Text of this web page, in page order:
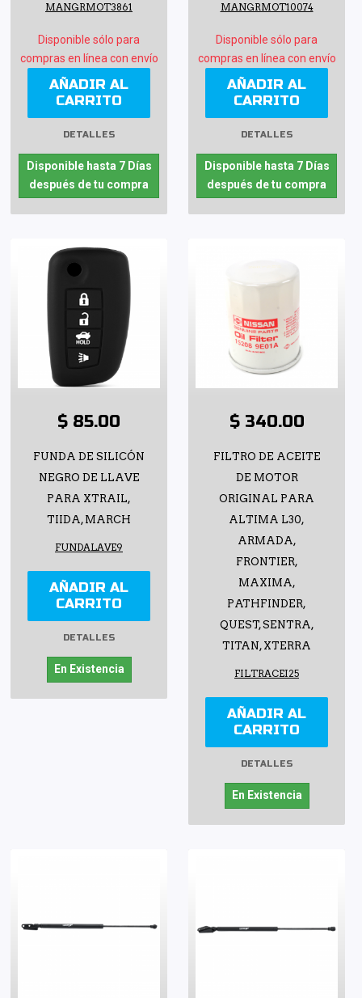
MANGRMOT3861
Disponible sólo para
compras en línea con envío
AÑADIR AL
CARRITO
DETALLES
Disponible hasta 7 Días
después de tu compra
MANGRMOT10074
Disponible sólo para
compras en línea con envío
AÑADIR AL
CARRITO
DETALLES
Disponible hasta 7 Días
después de tu compra
$ 85.00
FUNDA DE SILICÓN
NEGRO DE LLAVE
PARA XTRAIL,
TIIDA, MARCH
FUNDALAVE9
AÑADIR AL
CARRITO
DETALLES
En Existencia
$ 340.00
FILTRO DE ACEITE
DE MOTOR
ORIGINAL PARA
ALTIMA L30,
ARMADA,
FRONTIER,
MAXIMA,
PATHFINDER,
QUEST, SENTRA,
TITAN, XTERRA
FILTRACEI25
AÑADIR AL
CARRITO
DETALLES
En Existencia